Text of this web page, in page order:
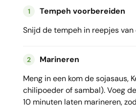
1
Tempeh voorbereiden
Snijd de tempeh in reepjes
2
Marineren
Meng in een kom de sojasaus,
chilipoeder of sambal). Voeg
10 minuten laten marineren,